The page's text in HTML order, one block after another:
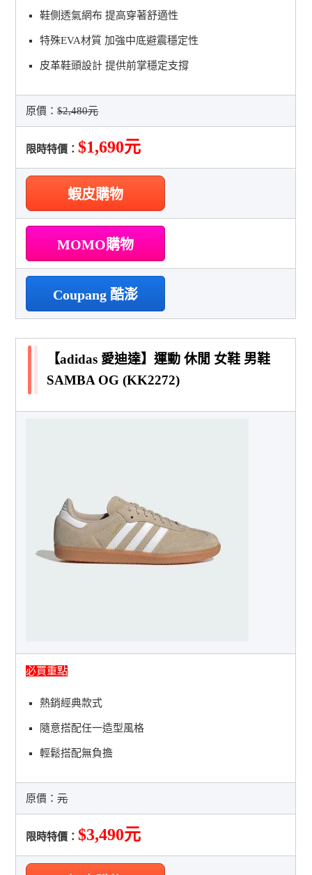
鞋側透氣網布 提高穿著舒適性
特殊EVA材質 加強中底避震穩定性
皮革鞋頭設計 提供前掌穩定支撐
原價：$2,480元
限時特價：$1,690元
蝦皮購物
MOMO購物
Coupang 酷澎
【adidas 愛迪達】運動 休閒 女鞋 男鞋
SAMBA OG (KK2272)
必買重點
熱銷經典款式
隨意搭配任一造型風格
輕鬆搭配無負擔
原價：元
限時特價：$3,490元